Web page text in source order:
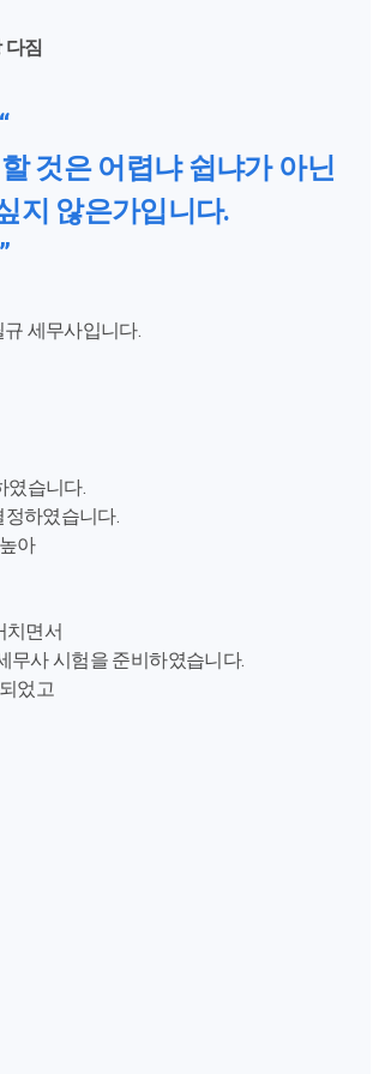
다짐
“
것은 어렵냐 쉽냐가 아닌
지 않은가입니다.
”
세무사입니다.
였습니다.
하였습니다.
아
치면서
무사 시험을 준비하였습니다.
었고